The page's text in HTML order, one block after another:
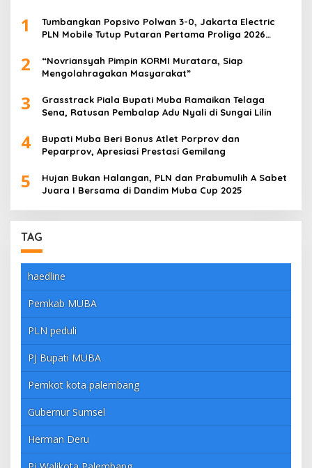
1
Tumbangkan Popsivo Polwan 3-0, Jakarta Electric
PLN Mobile Tutup Putaran Pertama Proliga 2026
2
“Novriansyah Pimpin KORMI Muratara, Siap
Mengolahragakan Masyarakat”
3
Grasstrack Piala Bupati Muba Ramaikan Telaga
Sena, Ratusan Pembalap Adu Nyali di Sungai Lilin
4
Bupati Muba Beri Bonus Atlet Porprov dan
Peparprov, Apresiasi Prestasi Gemilang
5
Hujan Bukan Halangan, PLN dan Prabumulih A Sabet
Juara I Bersama di Dandim Muba Cup 2025
TAG
haedline
Pemkab MUBA
PLN peduli
PJ Bupati MUBA
Pemkot kota palembang
Gubernur Sumsel
Herman Deru